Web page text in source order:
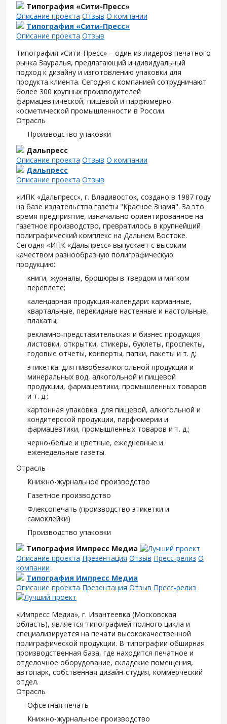
Типография «Сити-Пресс»
Описание проекта Отзыв О компании
Типография «Сити-Пресс»
Описание проекта Отзыв
Типография «Сити-Пресс» – один из лидеров печатного
рынка Зауралья, предлагающий индивидуальный
подход к дизайну и изготовлению упаковки для
продукта клиента. Сегодня с компанией сотрудничают
более 300 крупных производителей
фармацевтической, пищевой и парфюмерно-
косметической промышленности в России.
Отрасль
Производство упаковки
Дальпресс
Описание проекта Отзыв О компании
Дальпресс
Описание проекта Отзыв
«ИПК «Дальпресс», г. Владивосток, создано в 1987 году
на базе издательства газеты "Красное Знамя". За это
время предприятие, изначально ориентированное на
газетное производство, превратилось в крупнейший
полиграфический комплекс на Дальнем Востоке.
Сегодня «ИПК «Дальпресс» выпускает с высоким
качеством разнообразную полиграфическую
продукцию:
книги, журналы, брошюры в твердом и мягком
переплете;
календарная продукция-календари: карманные,
квартальные, перекидные настенные и настольные,
плакаты;
рекламно-представительская и бизнес продукция
листовки, открытки, стикеры, буклеты, проспекты,
годовые отчеты, конверты, папки, пакеты и т. д;
этикетка: для пивобезалкогольной продукции и
минеральных вод, алкогольной и пищевой
продукции, фармацевтики, промышленных товаров
и т. д.;
картонная упаковка: для пищевой, алкогольной и
кондитерской продукции, парфюмерии и
фармацевтики, промышленных товаров и т. д.;
черно-белые и цветные, ежедневные и
еженедельные газеты.
Отрасль
Книжно-журнальное производство
Газетное производство
Флексопечать (производство этикетки и
самоклейки)
Производство упаковки
Типография Импресс Медиа
Описание проекта Презентация Отзыв Пресс-релиз О
компании
Типография Импресс Медиа
Описание проекта Презентация Отзыв Пресс-релиз
«Импресс Медиа», г. Ивантеевка (Московская
область), является типографией полного цикла и
специализируется на печати высококачественной
полиграфической продукции. В типографии обширная
производственная база, где находится печатное и
отделочное оборудование, складские помещения,
автопарк, собственная дизайн-студия, коммерческий
отдел.
Отрасль
Офсетная печать
Книжно-журнальное производство